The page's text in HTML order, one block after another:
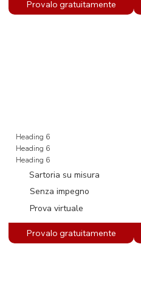
Heading 6
Heading 6
Heading 6
Sartoria su misura
Senza impegno
Prova virtuale